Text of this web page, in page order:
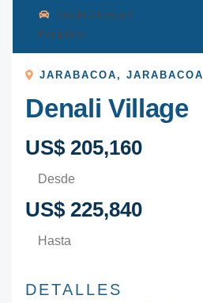
Desde 2 hasta 2
Parqueos
JARABACOA ,JARABACOA
Denali Village
US$ 205,160
Desde
US$ 225,840
Hasta
DETALLES